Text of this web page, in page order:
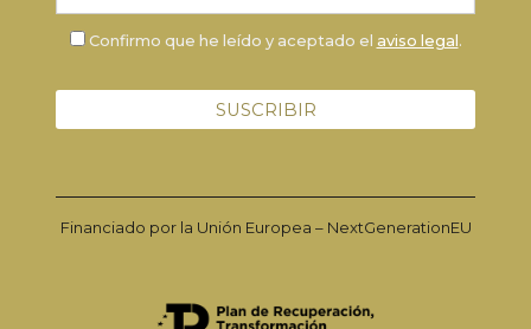
Confirmo que he leído y aceptado el aviso legal.
Financiado por la Unión Europea – NextGenerationEU